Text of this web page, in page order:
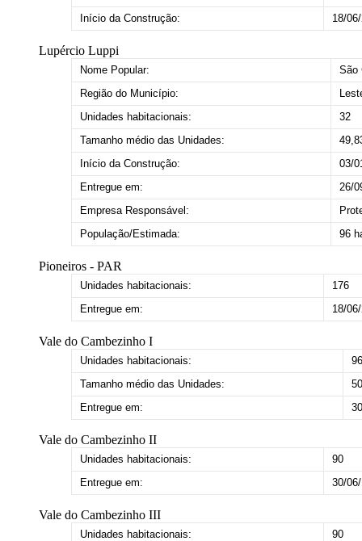
Início da Construção:
18/
Lupércio Luppi
Nome Popular:
São
Região do Município:
Unidades habitacionais:
32
Tamanho médio das Unidades:
Início da Construção:
03/
Entregue em:
26/
Empresa Responsável:
População/Estimada:
96
Pioneiros - PAR
Unidades habitacionais:
176
Entregue em:
18/
Vale do Cambezinho I
Unidades habitacionais:
96
Tamanho médio das Unidades:
Entregue em:
Vale do Cambezinho II
Unidades habitacionais:
90
Entregue em:
30/
Vale do Cambezinho III
Unidades habitacionais:
90